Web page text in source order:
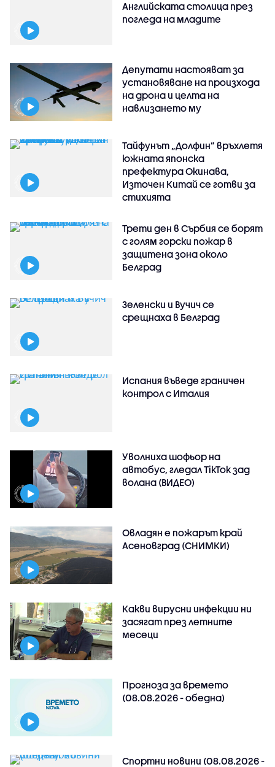
Английската столица през
погледа на младите
Депутати настояват за
установяване на произхода
на дрона и целта на
навлизането му
Тайфунът „Долфин” връхлетя
южната японска
префектура Окинава,
Източен Китай се готви за
стихията
Трети ден в Сърбия се борят
с голям горски пожар в
защитена зона около
Белград
Зеленски и Вучич се
срещнаха в Белград
Испания въведе граничен
контрол с Италия
Уволниха шофьор на
автобус, гледал TikTok зад
волана (ВИДЕО)
Овладян е пожарът край
Асеновград (СНИМКИ)
Какви вирусни инфекции ни
засягат през летните
месеци
Прогноза за времето
(08.08.2026 - обедна)
Спортни новини (08.08.2026 -